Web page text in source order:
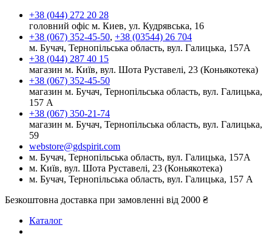
+38 (044) 272 20 28
головний офіс м. Киев, ул. Кудрявська, 16
+38 (067) 352-45-50, +38 (03544) 26 704
м. Бучач, Тернопільська область, вул. Галицька, 157А
+38 (044) 287 40 15
магазин м. Київ, вул. Шота Руставелі, 23 (Коньякотека)
+38 (067) 352-45-50
магазин м. Бучач, Тернопільська область, вул. Галицька,
157 А
+38 (067) 350-21-74
магазин м. Бучач, Тернопільська область, вул. Галицька,
59
webstore@gdspirit.com
м. Бучач, Тернопільська область, вул. Галицька, 157А
м. Київ, вул. Шота Руставелі, 23 (Коньякотека)
м. Бучач, Тернопільська область, вул. Галицька, 157 А
Безкоштовна доставка при замовленні від 2000 ₴
Каталог